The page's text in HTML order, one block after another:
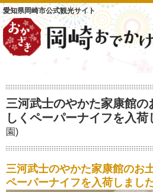
愛知県岡崎市公式観光サイト
三河武士のやかた家康館
しくペーパーナイフを入荷
園)
三河武士のやかた家康館のお
ペーパーナイフを入荷しまし